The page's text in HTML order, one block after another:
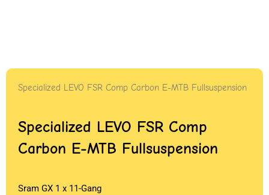
Specialized LEVO FSR Comp Carbon E-MTB Fullsuspension
Specialized LEVO FSR Comp
Carbon E-MTB Fullsuspension
Sram GX 1 x 11-Gang